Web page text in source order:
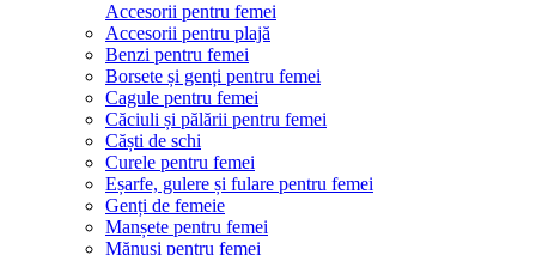
Accesorii pentru femei
Accesorii pentru plajă
Benzi pentru femei
Borsete și genți pentru femei
Cagule pentru femei
Căciuli și pălării pentru femei
Căști de schi
Curele pentru femei
Eșarfe, gulere și fulare pentru femei
Genți de femeie
Manșete pentru femei
Mănuși pentru femei